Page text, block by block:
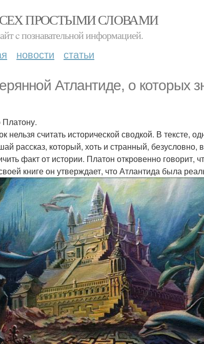
ПРОСТЫМИ СЛОВАМИ
c познавательной информацией.
новости статьи
Атлантиде, о которых
нельзя считать исторической сводкой. В тексте,
рассказ, который, хоть и странный,
факт от истории. Платон откровенно
книге он утверждает, что Атлантида была